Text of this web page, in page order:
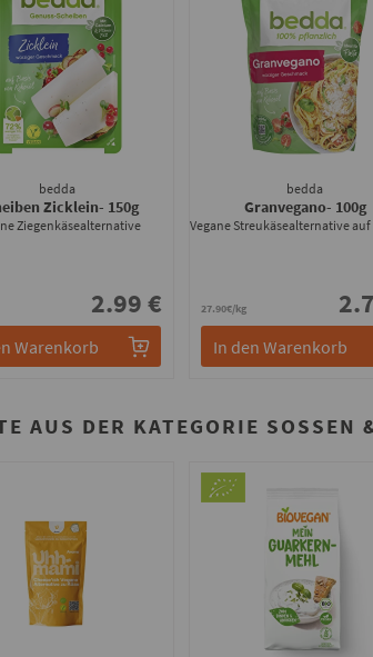
bedda
Zicklein- 150g
Ziegenkäsealternative
2.99 €
Warenkorb
bedda
Granvegano- 100g
27.90€/kg
In den Warenkorb
AUS DER KATEGORIE SOSSEN &